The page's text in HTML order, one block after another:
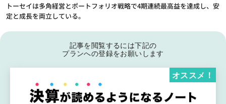
トーセイは多角経営とポートフォリオ戦略で4期連続最高益を達成し、安
定と成長を両立している。
記事を閲覧するには下記の
プランへの登録をお願いします
オススメ！